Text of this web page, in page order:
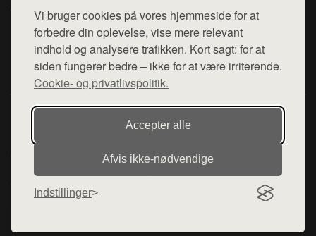
Vi bruger cookies på vores hjemmeside for at
forbedre din oplevelse, vise mere relevant
indhold og analysere trafikken. Kort sagt: for at
siden fungerer bedre – ikke for at være irriterende.
Cookie- og privatlivspolitik.
Accepter alle
Afvis ikke‑nødvendige
Indstillinger
Top Rabatter
Blog
Kontakt
Mail: hej@want.dk
Cookie- og privatlivspolitik
Denne side er en del af want.dk, der udgiver en række
hjemmesider med præsentation af forskellige produkter fra
diverse webshops. Der sælges ikke varer fra denne side - vi
henviser til de shops, som sælger varen. Vi har heller ikke
varerne på lager.